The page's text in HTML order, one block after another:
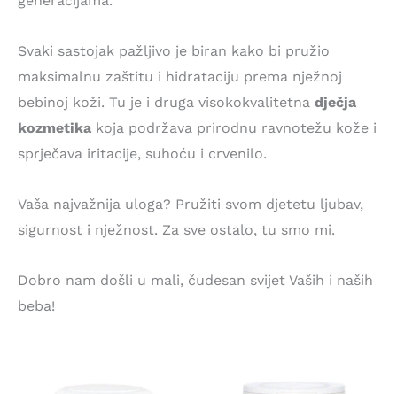
Svaki sastojak pažljivo je biran kako bi pružio
maksimalnu zaštitu i hidrataciju prema nježnoj
bebinoj koži. Tu je i druga visokokvalitetna dječja
kozmetika koja podržava prirodnu ravnotežu kože i
sprječava iritacije, suhoću i crvenilo.
Vaša najvažnija uloga? Pružiti svom djetetu ljubav,
sigurnost i nježnost. Za sve ostalo, tu smo mi.
Dobro nam došli u mali, čudesan svijet Vaših i naših
beba!